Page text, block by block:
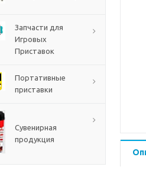
Запчасти для
Игровых
Приставок
Портативные
приставки
Сувенирная
продукция